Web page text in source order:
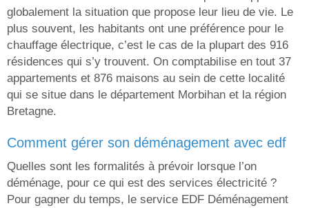
globalement la situation que propose leur lieu de vie. Le
plus souvent, les habitants ont une préférence pour le
chauffage électrique, c’est le cas de la plupart des 916
résidences qui s’y trouvent. On comptabilise en tout 37
appartements et 876 maisons au sein de cette localité
qui se situe dans le département Morbihan et la région
Bretagne.
comment gérer son déménagement avec edf
Quelles sont les formalités à prévoir lorsque l’on
déménage, pour ce qui est des services électricité ?
Pour gagner du temps, le service EDF Déménagement